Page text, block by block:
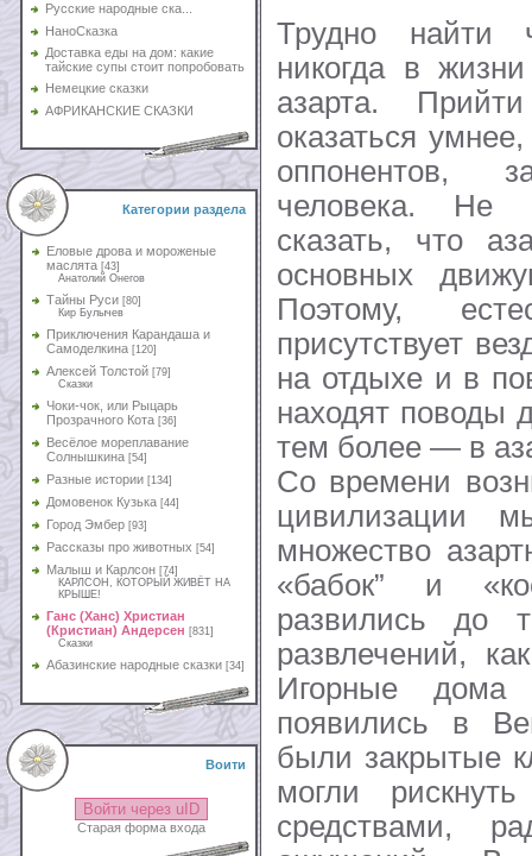
Русские народные ска...
НаноСказка
Доставка еды на дом: какие
тайские супы стоит попробовать
Немецкие сказки
АФРИКАНСКИЕ СКАЗКИ
Категории раздела
Еловые дрова и мороженые
маслята [43]
Анатолий Онегов
Тайны Руси [80]
Кир Булычев
Приключения Карандаша и
Самоделкина [120]
Алексей Толстой [79]
Сказки
Чоки-чок, или Рыцарь
Прозрачного Кота [36]
Весёлое мореплавание
Солнышкина [54]
Разные истории [134]
Домовенок Кузька [44]
Город Эмбер [93]
Рассказы про животных [54]
Малыш и Карлсон [74]
КАРЛСОН, КОТОРЫЙ ЖИВЁТ НА
КРЫШЕ!
Ганс (Ханс) Христиан
(Кристиан) Андерсен [831]
Сказки
Абазинские народные сказки [34]
Воити
Войти через uID
Старая форма входа
Трудно найти
никогда в
азарта.
оказаться
оппонентов,
человека. Не
сказать, что
основных
Поэтому,
присутствует
на отдыхе и в
находят поводы
тем более — в
Со времени
цивилизации
множество
«бабок” и
развились до
развлечений,
Игорные дома
появились в
были закрытые
могли
средствами,